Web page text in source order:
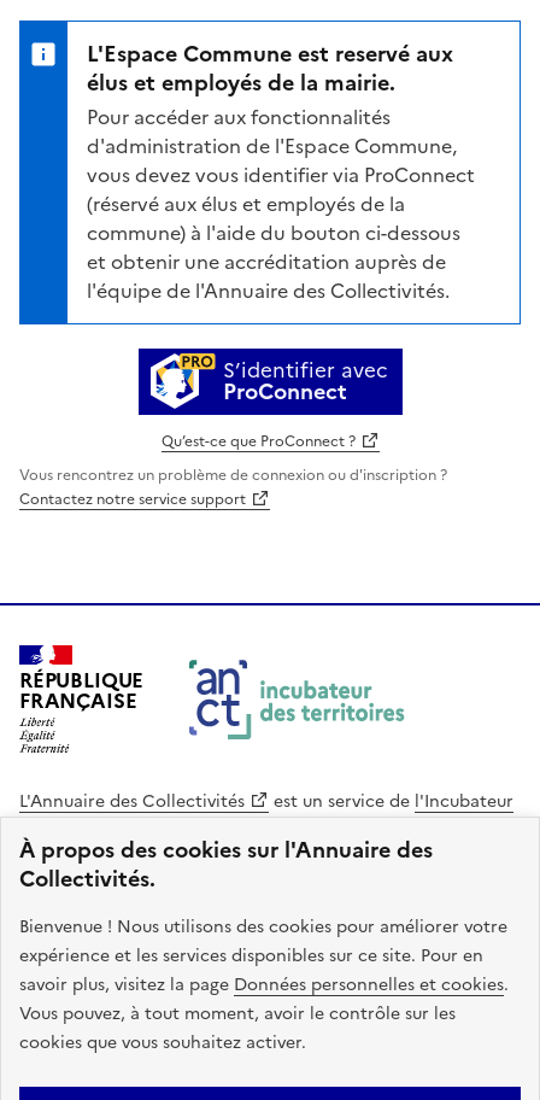
À propos des cookies sur l'Annuaire des
Collectivités.
Bienvenue ! Nous utilisons des cookies pour améliorer votre
expérience et les services disponibles sur ce site. Pour en
savoir plus, visitez la page Données personnelles et cookies.
Vous pouvez, à tout moment, avoir le contrôle sur les
cookies que vous souhaitez activer.
L'Espace Commune est reservé aux
élus et employés de la mairie.
Pour accéder aux fonctionnalités
d'administration de l'Espace Commune,
vous devez vous identifier via ProConnect
(réservé aux élus et employés de la
commune) à l'aide du bouton ci-dessous
et obtenir une accréditation auprès de
l'équipe de l'Annuaire des Collectivités.
S’identifier avec
ProConnect
Qu’est-ce que ProConnect ?
Vous rencontrez un problème de connexion ou d'inscription ?
Contactez notre service support
RÉPUBLIQUE
FRANÇAISE
L'Annuaire des Collectivités est un service de l'Incubateur
Cohésion des Territoires
. Le code source de ce site web
est disponible en licence libre. Le design de ce site est conçu
avec le système de design de l’État.
legifrance.gouv.fr
info.gouv.fr
service-public.gouv.fr
data.gouv.fr
Plan du site Accessibilite : non conforme Mentions légales